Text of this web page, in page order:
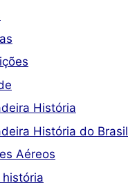
História
História do Brasil
Aéreos
história